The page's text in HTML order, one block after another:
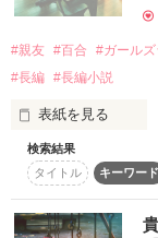
その他の条件
#親友 #百合 #ガール
#長編 #長編小説
表紙を見る
親友に好きな人が
んか。
検索結果
タイトル
キーワード